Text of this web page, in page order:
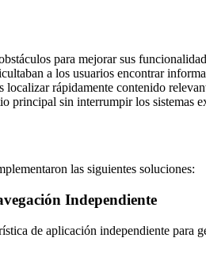
para mejorar sus
a los usuarios encontrar
rápidamente contenido
principal sin interrumpir los sistemas
las siguientes soluciones:
Independiente
de aplicación independiente